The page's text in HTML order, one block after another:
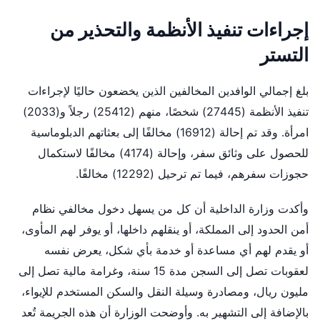
إجراءات تنفيذ الأنظمة والتحذير من
التستر
بلغ إجمالي الوافدين المخالفين الذين يخضعون حاليًا لإجراءات
تنفيذ الأنظمة (27445) شخصًا، منهم (25412) رجلاً و(2033)
امرأة. وقد تم إحالة (16912) مخالفًا إلى بعثاتهم الدبلوماسية
للحصول على وثائق سفر، وإحالة (4174) مخالفًا لاستكمال
حجوزات سفرهم، فيما تم ترحيل (12292) مخالفًا.
وأكدت وزارة الداخلية أن كل من يسهل دخول مخالفي نظام
أمن الحدود إلى المملكة، أو ينقلهم داخلها، أو يوفر لهم المأوى،
أو يقدم لهم أي مساعدة أو خدمة بأي شكل، يعرض نفسه
لعقوبات تصل إلى السجن مدة 15 سنة، وغرامة مالية تصل إلى
مليون ريال، ومصادرة وسيلة النقل والسكن المستخدم للإيواء،
بالإضافة إلى التشهير به. وأوضحت الوزارة أن هذه الجريمة تُعد